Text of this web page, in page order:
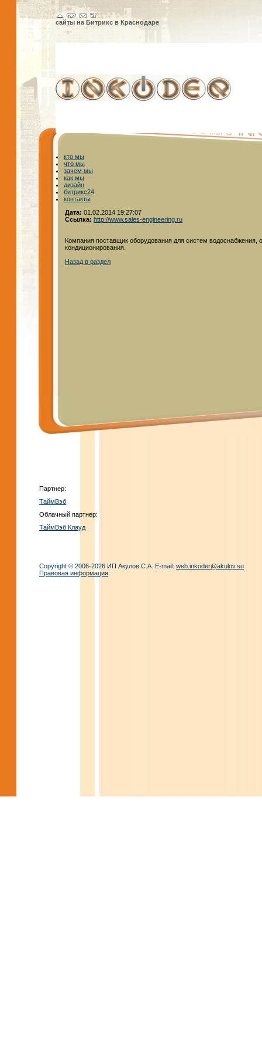
сайты на Битрикс в Краснодаре
кто мы
что мы
зачем мы
как мы
дизайн
битрикс24
контакты
Дата: 01.02.2014 19:27:07
Ссылка: http://www.sales-engineering.ru
Компания поставщик оборудования для систем водоснабжения,
кондиционирования.
Назад в раздел
Партнер:
ТаймВэб
Облачный партнер:
ТаймВэб Клауд
Copyright © 2006-2026 ИП Акулов С.А. E-mail: web.inkoder@akulov.su
Правовая информация